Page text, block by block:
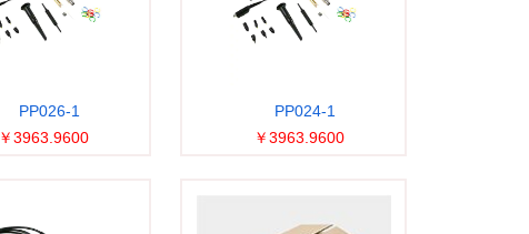
PP026-1
￥3963.9600
PP024-1
￥3963.9600